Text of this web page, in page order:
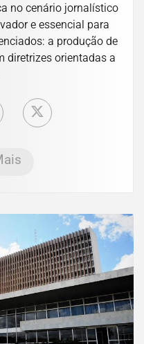
no cenário jornalístico
e essencial para
a produção de
diretrizes orientadas a